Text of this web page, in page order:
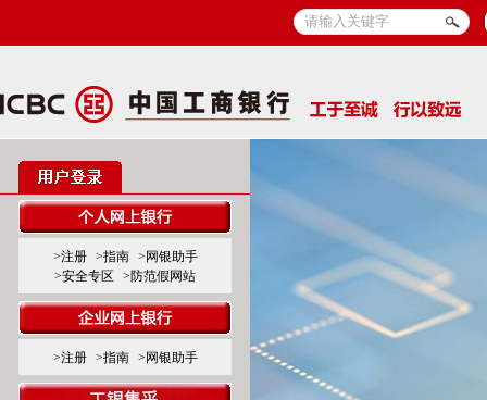
>注册 >指南
>网银助手
>安全专区
>防范假网站
>注册 >指南 >网银助手